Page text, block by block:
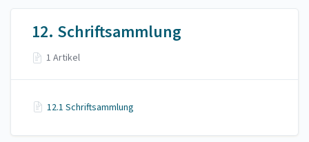
12. Schriftsammlung
1 Artikel
12.1 Schriftsammlung